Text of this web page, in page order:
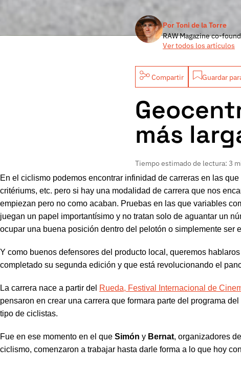
Por Toni de la Torre
RAW Magazine co-
Ver todos los artículos
Compartir Guardar
más
Tiempo estimado de lectura: 3
En el ciclismo podemos encontrar infinidad de carreras en las
critériums, etc. pero si hay una modalidad de carrera que nos
empiezan pero no como acaban. Pruebas en las que variables
juegan un papel importantísimo y no tratan solo de aguantar un
ocupar una buena posición dentro del pelotón o simplemente ser
Y como buenos defensores del producto local, queremos
completado su segunda edición y que está revolucionando el
La carrera nace a partir del Rueda, Festival Internacional de
pensaron en crear una carrera que formara parte del programa
tipo de ciclistas.
Fue en ese momento en el queSimón y Bernat, organizadores
ciclismo, comenzaron a trabajar hasta darle forma a lo que hoy